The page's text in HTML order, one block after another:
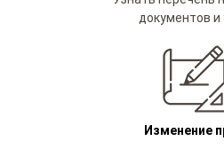
документов и
Изменение